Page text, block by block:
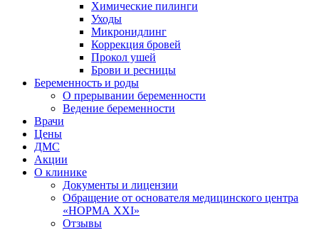
Химические пилинги
Уходы
Микронидлинг
Коррекция бровей
Прокол ушей
Брови и ресницы
Беременность и роды
О прерывании беременности
Ведение беременности
Врачи
Цены
ДМС
Акции
О клинике
Документы и лицензии
Обращение от основателя медицинского центра
«НОРМА ХХI»
Отзывы